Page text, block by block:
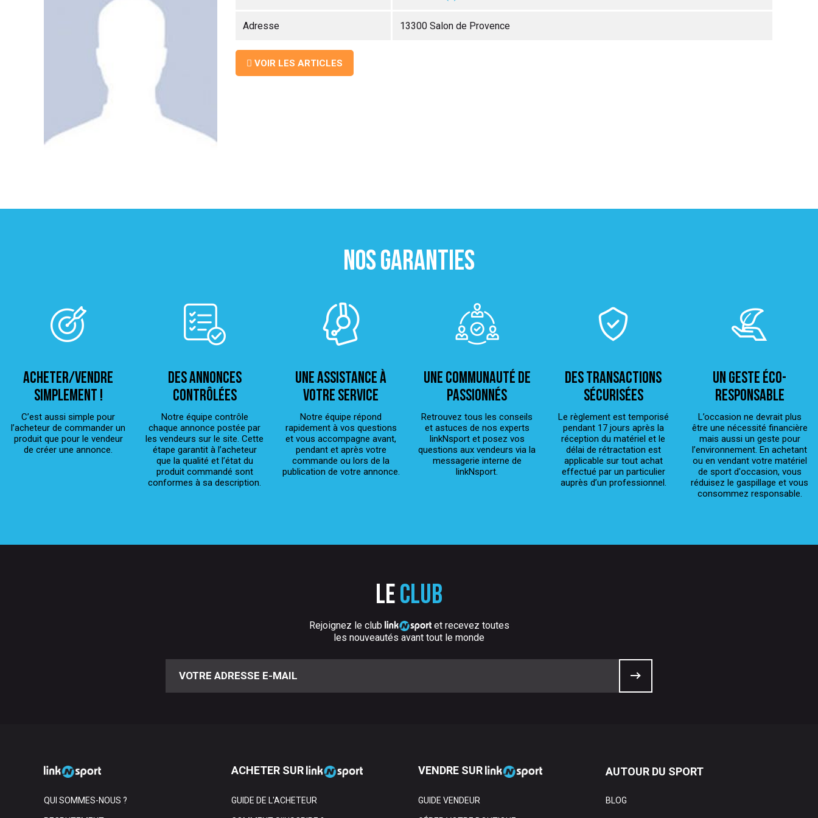
Adresse 13300 Salon de Provence
VOIR LES ARTICLES
NOS GARANTIES
ACHETER/VENDRE
simplement !
C’est aussi simple pour
l’acheteur de commander un
produit que pour le vendeur
de créer une annonce.
Des annonces
contrôlées
Notre équipe contrôle
chaque annonce postée par
les vendeurs sur le site. Cette
étape garantit à l’acheteur
que la qualité et l’état du
produit commandé sont
conformes à sa description.
Une assistance à
votre service
Notre équipe répond
rapidement à vos questions
et vous accompagne avant,
pendant et après votre
commande ou lors de la
publication de votre annonce.
Une Communauté de
passionnés
Retrouvez tous les conseils
et astuces de nos experts
linkNsport et posez vos
questions aux vendeurs via la
messagerie interne de
linkNsport.
Des transactions
sécurisées
Le règlement est temporisé
pendant 17 jours après la
réception du matériel et le
délai de rétractation est
applicable sur tout achat
effectué par un particulier
auprès d’un professionnel.
Un geste éco-
responsable
L’occasion ne devrait plus
être une nécessité financière
mais aussi un geste pour
l’environnement. En achetant
ou en vendant votre matériel
de sport d'occasion, vous
réduisez le gaspillage et vous
consommez responsable.
Le club
Rejoignez le club
et recevez toutes
les nouveautés avant tout le monde
QUI SOMMES-NOUS ?
ACHETER SUR
GUIDE DE L'ACHETEUR
VENDRE SUR
GUIDE VENDEUR
AUTOUR DU SPORT
BLOG